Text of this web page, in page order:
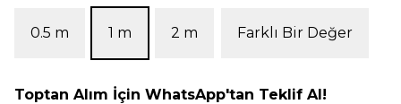
0.5 m 1 m 2 m Farklı Bir Değer
Toptan Alım İçin WhatsApp'tan Teklif Al!